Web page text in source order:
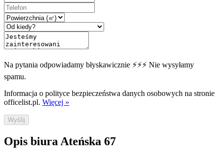
Na pytania odpowiadamy błyskawicznie ⚡⚡⚡ Nie wysyłamy
spamu.
Informacja o polityce bezpieczeństwa danych osobowych na stronie
officelist.pl. Więcej »
Wyślij
Opis biura Ateńska 67